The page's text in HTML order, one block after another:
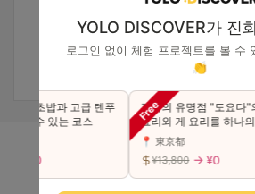
YOLO DISCOVER가 진
로그인 없이 체험 프로젝트를 볼 수
👏
급 초밥과 고급 텐푸
길 수 있는 코스
긴자의 유명점 "도요다"의
요리와 게 요리를 하나의
서 사치스럽게 맛본다（동
능）
📍 東京都
¥13,800 → ¥0